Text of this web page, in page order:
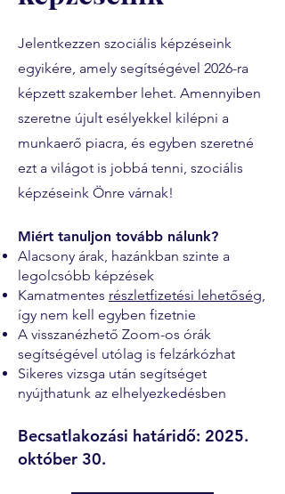
Jelentkezzen szociális képzéseink
egyikére, amely segítségével 2026-ra
képzett szakember lehet. Amennyiben
szeretne újult esélyekkel kilépni a
munkaerő piacra, és egyben szeretné
ezt a világot is jobbá tenni, szociális
képzéseink Önre várnak!
Miért tanuljon tovább nálunk?
Alacsony árak, hazánkban szinte a
legolcsóbb képzések
Kamatmentes részletfizetési lehetőség,
így nem kell egyben fizetnie
A visszanézhető Zoom-os órák
segítségével utólag is felzárkózhat
Sikeres vizsga után segítséget
nyújthatunk az elhelyezkedésben
Becsatlakozási határidő: 2025.
október 30.